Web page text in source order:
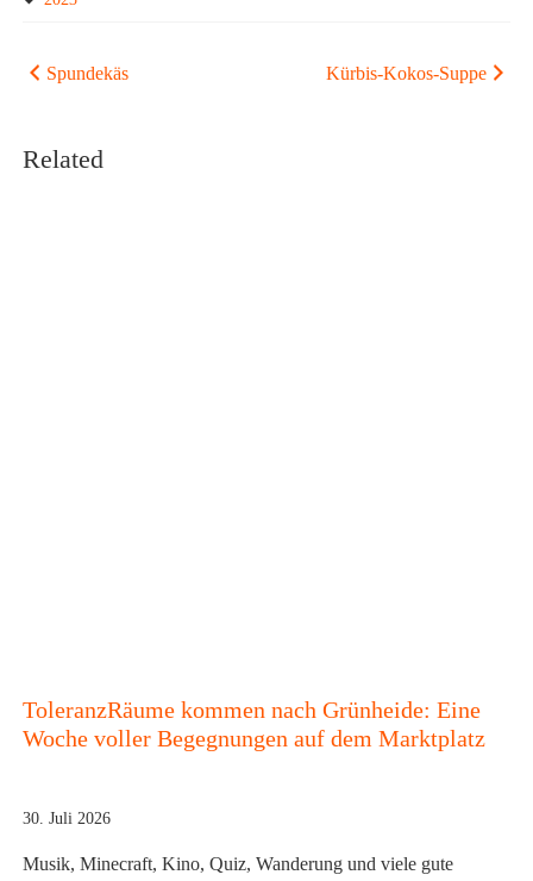
Beitragsnavigation
Spundekäs Kürbis-Kokos-Suppe
Related
ToleranzRäume kommen nach Grünheide: Eine
Woche voller Begegnungen auf dem Marktplatz
30. Juli 2026
Musik, Minecraft, Kino, Quiz, Wanderung und viele gute